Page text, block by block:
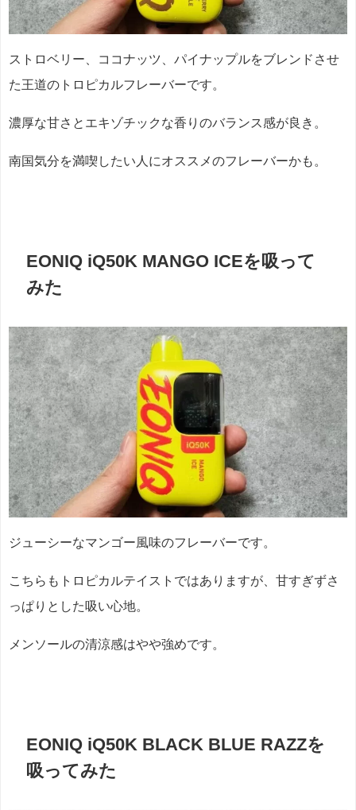
ストロベリー、ココナッツ、パイナップルをブレンドさせ
た王道のトロピカルフレーバーです。
濃厚な甘さとエキゾチックな香りのバランス感が良き。
南国気分を満喫したい人にオススメのフレーバーかも。
EONIQ iQ50K MANGO ICEを吸って
みた
ジューシーなマンゴー風味のフレーバーです。
こちらもトロピカルテイストではありますが、甘すぎずさ
っぱりとした吸い心地。
メンソールの清涼感はやや強めです。
EONIQ iQ50K BLACK BLUE RAZZを
吸ってみた